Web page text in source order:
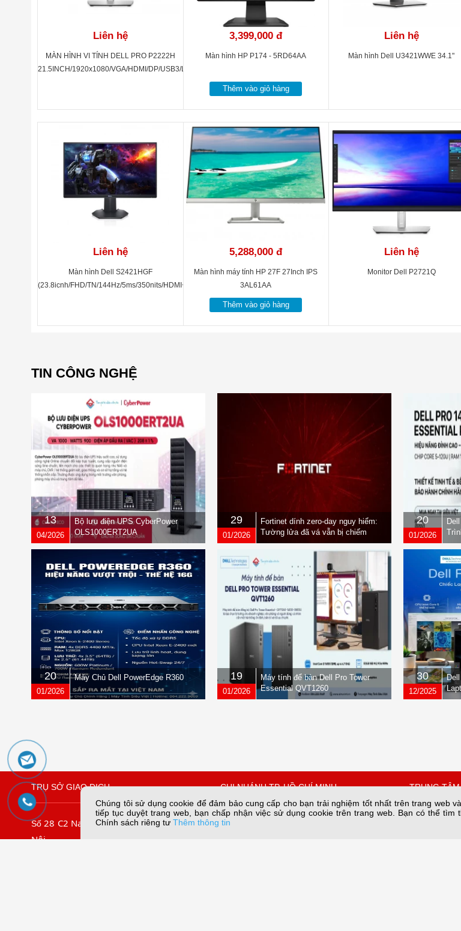
1 x HDMI port version 1.4
1 x VGA port
1 x USB 3.0 upstream port (bottom)
2 x USB 2.0 downstream ports (bottom)
5ms
Kích thước
311,7 mm x 520,0 mm x 41,3 mm (Không chân đế)
481,1 mm x 520,0 mm x 166,0 mm (Gồm chân đế)
Cân nặng 7.00 kg
Cáp nguồn, Cáp nối USB 3.0, Cáp DisplayPort
Liên hệ
MÀN HÌNH VI TÍNH DELL PRO P2222H
21.5INCH/1920x1080/VGA/HDMI/DP/USB3/LED/IPS/
3,399,000 đ
Màn hình HP P174 - 5RD64AA
Thêm vào giỏ hàng
Liên hệ
Màn hình Dell U3421WWE 34.1"
Liên hệ
Màn hình Dell S2421HGF
(23.8icnh/FHD/TN/144Hz/5ms/350nits/HDMI+DP+USB+Audio)
5,288,000 đ
Màn hình máy tính HP 27F 27Inch IPS
3AL61AA
Thêm vào giỏ hàng
Liên hệ
Monitor Dell P2721Q
TIN CÔNG NGHỆ
13
04/2026
Bộ lưu điện UPS CyberPower
OLS1000ERT2UA
29
01/2026
Fortinet dính zero-day nguy hiểm:
Tường lửa đã vá vẫn bị chiếm
quyền
20
01/2026
20
01/2026
Máy Chủ Dell PowerEdge R360 19
01/2026
Máy tính để bàn Dell Pro Tower
Essential QVT1260
30
12/2025
TRỤ SỞ GIAO DỊCH
Số 28 C2 Nam Trung Yên, Yên Hòa, Hà
Nội.
CHI NHÁNH TP. HỒ CHÍ MINH
109/45 Lê Quốc Hưng, Phường Xóm
TRUNG
Chúng tôi sử dụng cookie để đảm bảo cung cấp cho bạn trải nghiệm tốt nhất trên trang web
tiếp tục duyệt trang web, bạn chấp nhận việc sử dụng cookie trên trang web. Bạn có thể tìm
Chính sách riêng tưThêm thông tin